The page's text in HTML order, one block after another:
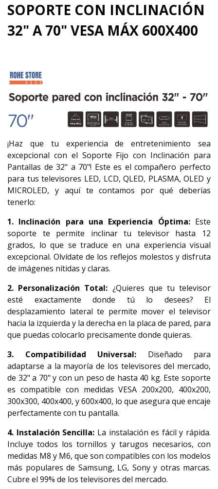
SOPORTE CON INCLINACIÓN
32" A 70" VESA MÁX 600X400
¡Haz que tu experiencia de entretenimiento sea
excepcional con el Soporte Fijo con Inclinación para
Pantallas de 32" a 70"! Este es el compañero perfecto
para tus televisores LED, LCD, QLED, PLASMA, OLED y
MICROLED, y aquí te contamos por qué deberías
tenerlo:
1. Inclinación para una Experiencia Óptima:Este
soporte te permite inclinar tu televisor hasta 12
grados, lo que se traduce en una experiencia visual
excepcional. Olvídate de los reflejos molestos y disfruta
de imágenes nítidas y claras.
2. Personalización Total: ¿Quieres que tu televisor
esté exactamente donde tú lo desees? El
desplazamiento lateral te permite mover el televisor
hacia la izquierda y la derecha en la placa de pared, para
que puedas colocarlo precisamente donde quieras.
3. Compatibilidad Universal: Diseñado para
adaptarse a la mayoría de los televisores del mercado,
de 32" a 70" y con un peso de hasta 40 kg. Este soporte
es compatible con medidas VESA 200x200, 400x200,
300x300, 400x400, y 600x400, lo que asegura que encaje
perfectamente con tu pantalla.
4. Instalación Sencilla: La instalación es fácil y rápida.
Incluye todos los tornillos y tarugos necesarios, con
medidas M8 y M6, que son compatibles con los modelos
más populares de Samsung, LG, Sony y otras marcas.
Cubre el 99% de los televisores del mercado.